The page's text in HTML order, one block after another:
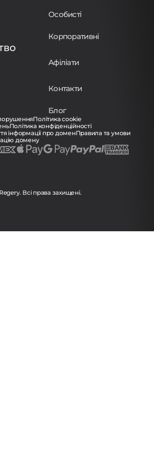
Особисті
Корпоративні
Афіліати
Контакти
Блог
Політика cookie
Політика конфіденційності
інформації про доменПравила та умови
домену
Всі права захищені.